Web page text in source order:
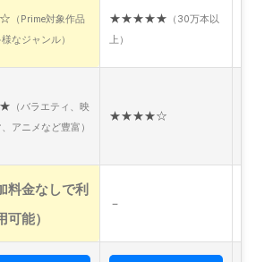
（Prime対象作品
なジャンル）
★★★★★ （30万本以
上）
（バラエティ、映
アニメなど豊富）
★★★★☆
料金なしで利
可能）
－